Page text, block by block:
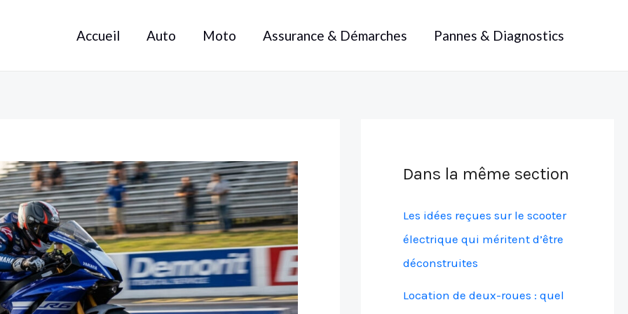
Accueil Auto Moto Assurance & Démarches Pannes & Diagnostics
Dans la même section
Les idées reçues sur le scooter
électrique qui méritent d’être
déconstruites
Location de deux-roues : quel